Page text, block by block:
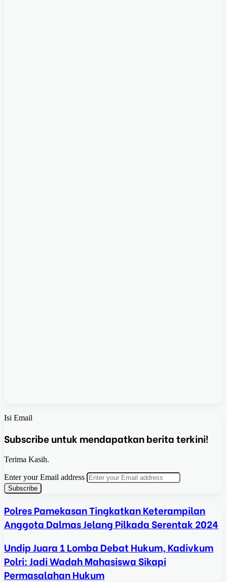
Isi Email
Subscribe untuk mendapatkan berita terkini!
Terima Kasih.
Enter your Email address
Polres Pamekasan Tingkatkan Keterampilan
Anggota Dalmas Jelang Pilkada Serentak 2024
Undip Juara 1 Lomba Debat Hukum, Kadivkum
Polri: Jadi Wadah Mahasiswa Sikapi
Permasalahan Hukum